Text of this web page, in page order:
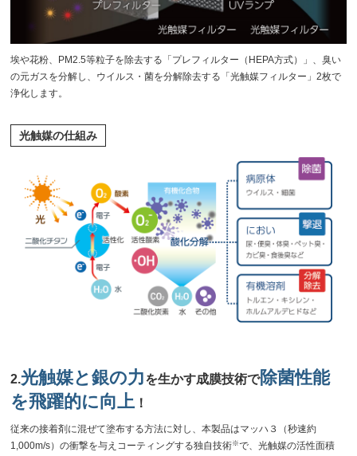
埃や花粉、PM2.5等粒子を除去する「プレフィルター（HEPA方式）」、臭い
の元ガスを分解し、ウイルス・菌を分解除去する「光触媒フィルター」2枚で
浄化します。
光触媒の仕組み
2.光触媒と銀の力を生かす成膜技術で除菌性能
を飛躍的に向上 ！
従来の接着剤に混ぜて塗布する方法に対し、本製品はマッハ３（秒速約
1,000m/s）の衝撃を与えコーティングする独自技術※で、光触媒の活性面積